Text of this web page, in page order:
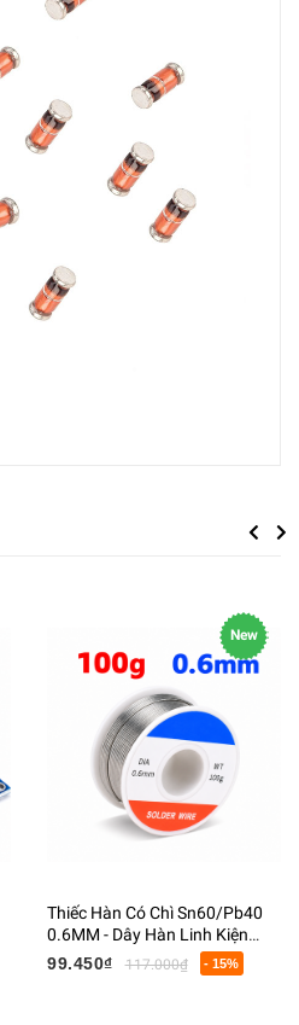
Previous
New
Thiếc Hàn Có Chì Sn60/Pb40
0.6MM - Dây Hàn Linh Kiện
Điện Tử Có Lõi Flux
99.450₫ 117.000₫ - 15%
Next